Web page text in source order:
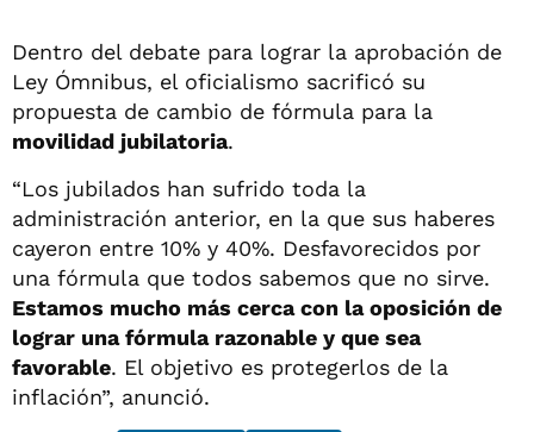
Dentro del debate para lograr la aprobación de
Ley Ómnibus, el oficialismo sacrificó su
propuesta de cambio de fórmula para la
movilidad jubilatoria.
“Los jubilados han sufrido toda la
administración anterior, en la que sus haberes
cayeron entre 10% y 40%. Desfavorecidos por
una fórmula que todos sabemos que no sirve.
Estamos mucho más cerca con la oposición de
lograr una fórmula razonable y que sea
favorable. El objetivo es protegerlos de la
inflación”, anunció.